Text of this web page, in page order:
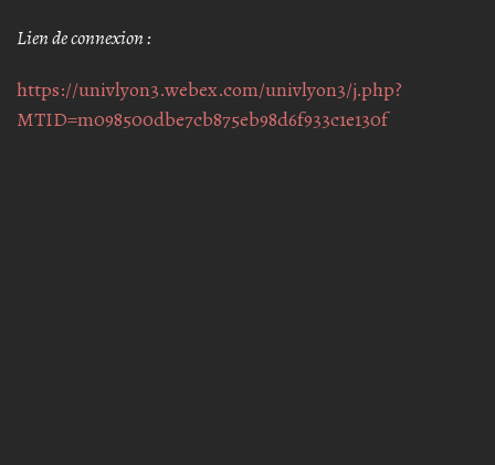
Lien de connexion :
https://univlyon3.webex.com/univlyon3/j.php?
MTID=m098500dbe7cb875eb98d6f933c1e130f